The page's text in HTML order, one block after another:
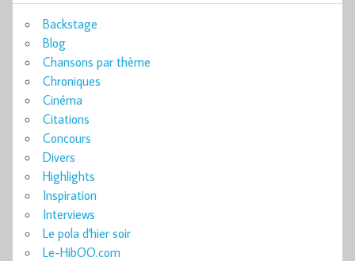
Backstage
Blog
Chansons par thème
Chroniques
Cinéma
Citations
Concours
Divers
Highlights
Inspiration
Interviews
Le pola d'hier soir
Le-HibOO.com